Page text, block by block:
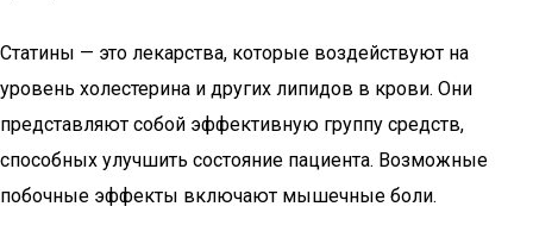
Статины — это лекарства, которые воздействуют на
уровень холестерина и других липидов в крови. Они
представляют собой эффективную группу средств,
способных улучшить состояние пациента. Возможные
побочные эффекты включают мышечные боли.